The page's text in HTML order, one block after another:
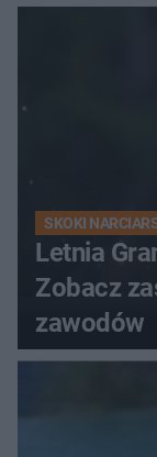
SKOKI
Letnia
Zobacz
zawodów